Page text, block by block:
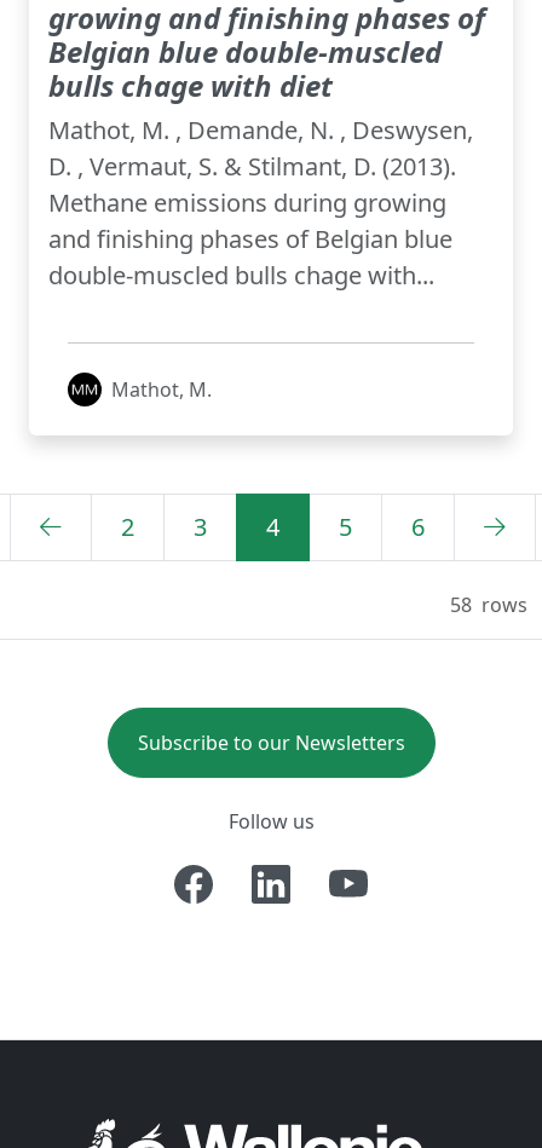
growing and finishing phases of
Belgian blue double-muscled
bulls chage with diet
Mathot, M. , Demande, N. , Deswysen,
D. , Vermaut, S. & Stilmant, D. (2013).
Methane emissions during growing
and finishing phases of Belgian blue
double-muscled bulls chage with...
Mathot, M.
2 3 4 5 6
58 rows
Subscribe to our Newsletters
Follow us